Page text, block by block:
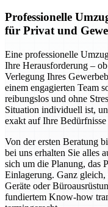
Professionelle
für Privat und
Eine professionelle
Ihre Herausforderung –
Verlegung Ihres
einem engagierten Team
reibungslos und ohne
Situation individuell ist,
exakt auf Ihre Bedürfnisse
Von der ersten Beratung
bei uns erhalten Sie alles
sich um die Planung, das
Einlagerung. Ganz
Geräte oder
fundiertem Know-how